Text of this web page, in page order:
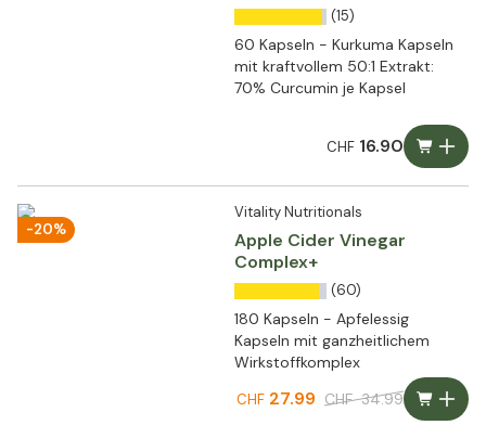
(15)
60 Kapseln - Kurkuma Kapseln
mit kraftvollem 50:1 Extrakt:
70% Curcumin je Kapsel
CHF16.90
-20%
Vitality Nutritionals
Apple Cider Vinegar
Complex+
(60)
180 Kapseln - Apfelessig
Kapseln mit ganzheitlichem
Wirkstoffkomplex
CHF27.99 CHF 34.99